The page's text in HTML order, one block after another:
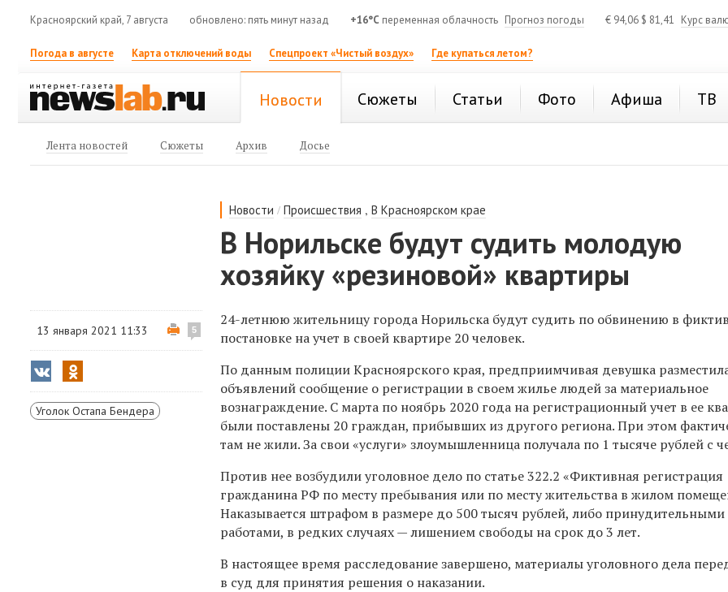
Красноярский край, 7 августа обновлено: пять минут назад +16°C переменная облачность Прогноз погоды € 94,06 $ 81,41 Курс
Погода в августе Карта отключений воды Спецпроект «Чистый воздух» Где купаться летом?
Новости Сюжеты Статьи Фото Афиша ТВ
Лента новостей Сюжеты Архив Досье
Новости /Происшествия ,В Красноярском крае
В Норильске будут судить молодую
хозяйку «резиновой» квартиры
13 января 2021 11:33 5
Уголок Остапа Бендера
24-летнюю жительницу города Норильска будут судить по обвинению в
постановке на учет в своей квартире 20 человек.
По данным полиции Красноярского края, предприимчивая девушка
объявлений сообщение о регистрации в своем жилье людей за материальное
вознаграждение. С марта по ноябрь 2020 года на регистрационный учет в ее
были поставлены 20 граждан, прибывших из другого региона. При этом
там не жили. За свои «услуги» злоумышленница получала по 1 тысяче рублей с
Против нее возбудили уголовное дело по статье 322.2 «Фиктивная регистрация
гражданина РФ по месту пребывания или по месту жительства в жилом
Наказывается штрафом в размере до 500 тысяч рублей, либо принудительными
работами, в редких случаях — лишением свободы на срок до 3 лет.
В настоящее время расследование завершено, материалы уголовного дела
в суд для принятия решения о наказании.